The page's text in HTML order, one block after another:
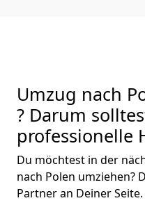
Umzug nach
? Darum
professionelle
Du möchtest in der
nach Polen umziehen?
Partner an Deiner Seite.